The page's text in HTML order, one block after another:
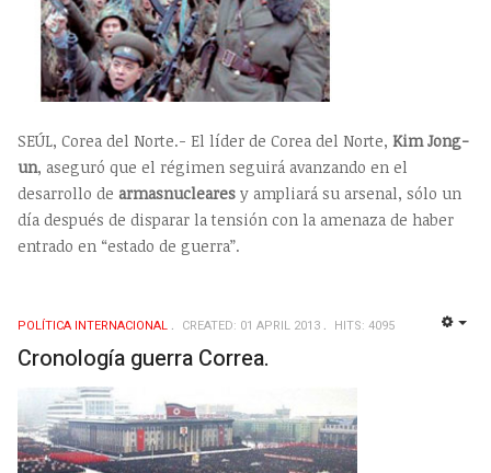
SEÚL, Corea del Norte.- El líder de Corea del Norte, Kim Jong-
un, aseguró que el régimen seguirá avanzando en el
desarrollo de armasnucleares y ampliará su arsenal, sólo un
día después de disparar la tensión con la amenaza de haber
entrado en “estado de guerra”.
POLÍTICA INTERNACIONAL CREATED: 01 APRIL 2013 HITS: 4095
Cronología guerra Correa.